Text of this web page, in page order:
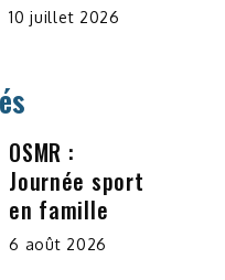
10 juillet 2026
OSMR :
Journée sport
en famille
6 août 2026